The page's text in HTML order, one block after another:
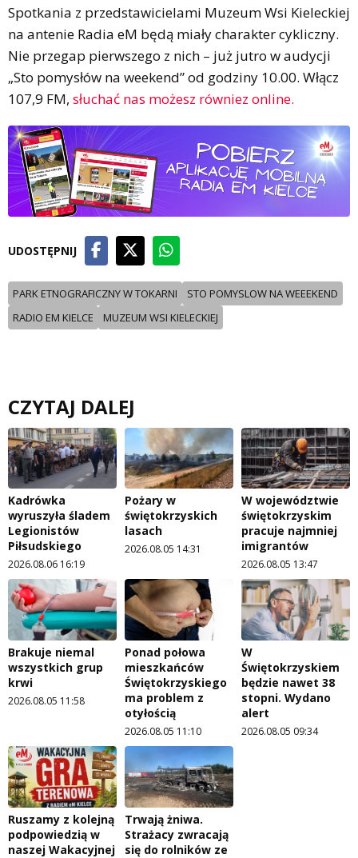
Spotkania z przedstawicielami Muzeum Wsi Kieleckiej
na antenie Radia eM będą miały charakter cykliczny.
Nie przegap pierwszego z nich – już jutro w audycji
„Sto pomysłów na weekend” od godziny 10.00. Włącz
107,9 FM, słuchać nas możesz równiez online.
UDOSTĘPNIJ
PARK ETNOGRAFICZNY W TOKARNI
STO POMYSLOW NA WEEEKEND
RADIO EM KIELCE
MUZEUM WSI KIELECKIEJ
CZYTAJ DALEJ
Kadrówka
wyruszyła śladem
Legionistów
Piłsudskiego
2026.08.06 16:19
Pożary w
świętokrzyskich
lasach
2026.08.05 14:31
W województwie
świętokrzyskim
pracuje najmniej
imigrantów
2026.08.05 13:47
Brakuje niemal
wszystkich grup
krwi
2026.08.05 11:58
Ponad połowa
mieszkańców
Świętokrzyskiego
ma problem z
otyłością
2026.08.05 11:10
W
Świętokrzyskiem
będzie nawet 38
stopni. Wydano
alert
2026.08.05 09:34
Ruszamy z kolejną
podpowiedzią w
naszej Wakacyjnej
Trwają żniwa.
Strażacy zwracają
się do rolników ze